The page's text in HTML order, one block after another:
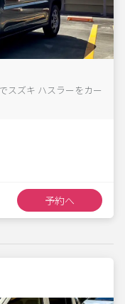
スズキ ハスラーをカー
予約へ